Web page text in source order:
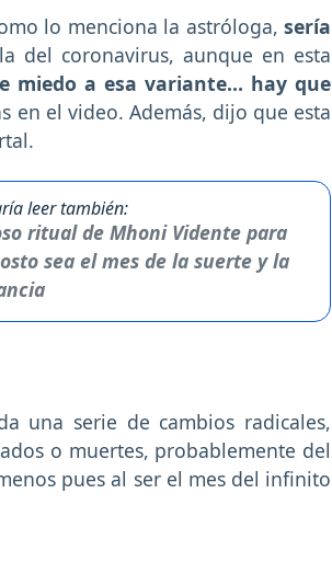
lo menciona la astróloga, sería
del coronavirus, aunque en esta
miedo a esa variante… hay que
en el video. Además, dijo que esta
leer también:
ritual de Mhoni Vidente para
sea el mes de la suerte y la
una serie de cambios radicales,
o muertes, probablemente del
pues al ser el mes del infinito